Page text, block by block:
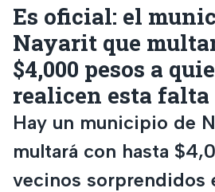
Es oficial: el
Nayarit que
$4,000 pesos a
realicen esta
Hay un municipio de
multará con hasta
vecinos sorprendidos